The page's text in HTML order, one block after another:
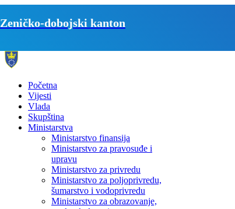
Zeničko-dobojski kanton
Početna
Vijesti
Vlada
Skupština
Ministarstva
Ministarstvo finansija
Ministarstvo za pravosuđe i
upravu
Ministarstvo za privredu
Ministarstvo za poljoprivredu,
šumarstvo i vodoprivredu
Ministarstvo za obrazovanje,